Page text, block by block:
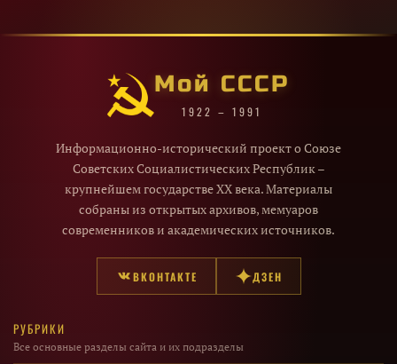
Мой СССР
1922 – 1991
Информационно-исторический проект о Союзе
Советских Социалистических Республик –
крупнейшем государстве XX века. Материалы
собраны из открытых архивов, мемуаров
современников и академических источников.
ВКОНТАКТЕ ДЗЕН
РУБРИКИ
Все основные разделы сайта и их подразделы